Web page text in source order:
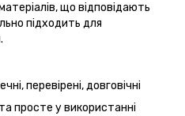
що відповідають
підходить для
перевірені, довговічні
просте у використанні